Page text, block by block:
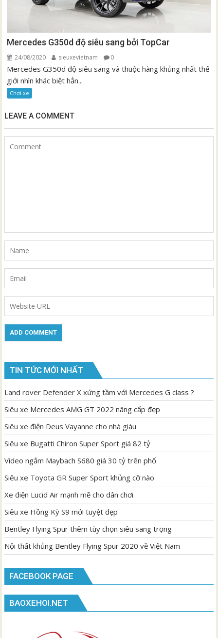
Mercedes G350d độ siêu sang bởi TopCar
24/08/2020 sieuxevietnam 0
Mercedes G350d độ siêu sang và thuộc hàng khủng nhất thế
giới nhìn khác biệt hẳn...
Chơi xe
LEAVE A COMMENT
TIN TỨC MỚI NHẤT
Land rover Defender X xứng tầm với Mercedes G class ?
Siêu xe Mercedes AMG GT 2022 nâng cấp đẹp
Siêu xe điện Deus Vayanne cho nhà giàu
Siêu xe Bugatti Chiron Super Sport giá 82 tỷ
Video ngắm Maybach S680 giá 30 tỷ trên phố
Siêu xe Toyota GR Super Sport khủng cỡ nào
Xe điện Lucid Air mạnh mẽ cho dân chơi
Siêu xe Hồng Kỳ S9 mới tuyệt đẹp
Bentley Flying Spur thêm tùy chọn siêu sang trọng
Nội thất khủng Bentley Flying Spur 2020 về Việt Nam
FACEBOOK PAGE
BAOXEHOI.NET